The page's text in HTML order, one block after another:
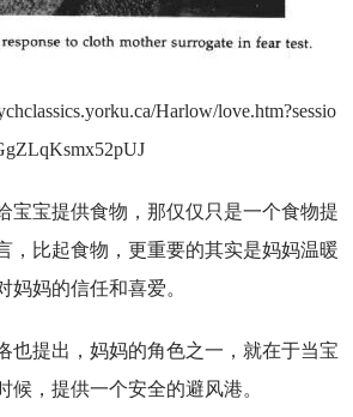
Harlow/love.htm?sessio
宝宝提供食物，那仅仅只是一个食物提
，比起食物，更重要的其实是妈妈温暖
妈妈的信任和喜爱。
也提出，妈妈的角色之一，就在于当宝
候，提供一个安全的避风港。